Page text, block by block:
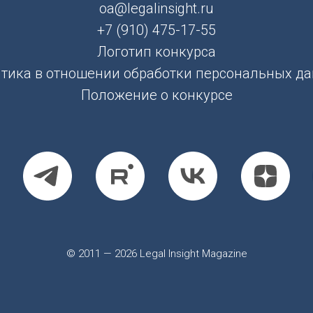
oa@legalinsight.ru
+7 (910) 475-17-55
Логотип конкурса
в отношении обработки персональных
Положение о конкурсе
© 2011 — 2026 Legal Insight Magazine